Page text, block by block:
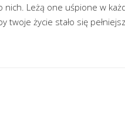
nich. Leżą one uśpione w
twoje życie stało się